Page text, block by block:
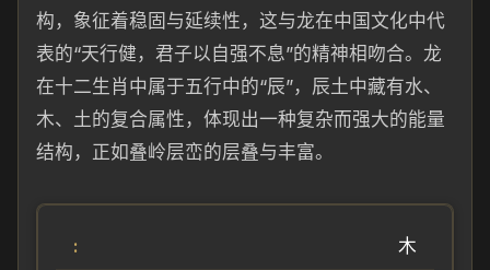
构，象征着稳固与延续性，这与龙在中国文化中代
表的“天行健，君子以自强不息”的精神相吻合。龙
在十二生肖中属于五行中的“辰”，辰土中藏有水、
木、土的复合属性，体现出一种复杂而强大的能量
结构，正如叠岭层峦的层叠与丰富。
木